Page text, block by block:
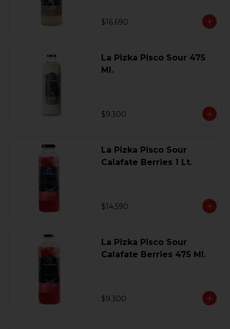
$16.690
La Pizka Pisco Sour 475
Ml.
$9.300
La Pizka Pisco Sour
Calafate Berries 1 Lt.
$14.590
La Pizka Pisco Sour
Calafate Berries 475 Ml.
$9.300